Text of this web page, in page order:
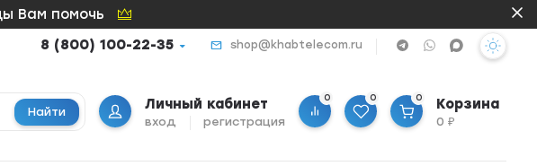
Вам помочь
8 (800) 100-22-35 shop@khabtelecom.ru
Найти Личный кабинет
вход регистрация
0 0 0 Корзина
0₽